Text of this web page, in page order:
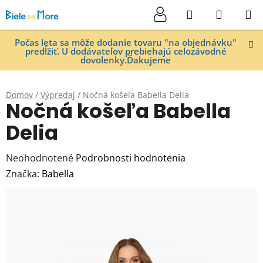
na
obsah
Počas leta sa môže dodanie tovaru "na objednávku"
predĺžiť. U dodávateľov prebiehajú celozávodné
dovolenky.Ďakujeme
Hľadať
KOŠÍK
Domov / Výpredaj / Nočná košeľa Babella Delia
Nočná košeľa Babella
Delia
Priemerné
hodnotenie
Neohodnotené Podrobnosti hodnotenia
Značka: Babella